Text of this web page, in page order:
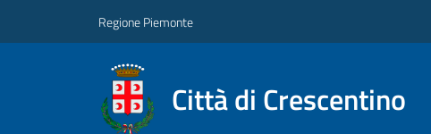
Regione Piemonte
Città di Crescentino